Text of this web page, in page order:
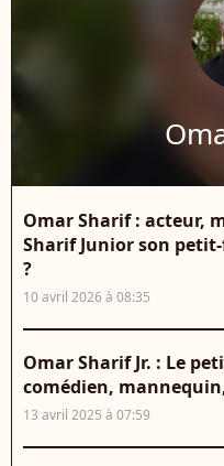
Omar Sharif : acteur,
Sharif Junior son
?
10 avril 2026 à 08:35
Omar Sharif Jr. : Le
comédien,
13 avril 2025 à 07:59